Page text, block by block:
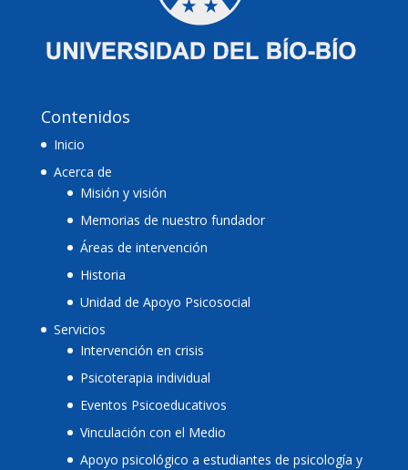
Contenidos
Inicio
Acerca de
Misión y visión
Memorias de nuestro fundador
Áreas de intervención
Historia
Unidad de Apoyo Psicosocial
Servicios
Intervención en crisis
Psicoterapia individual
Eventos Psicoeducativos
Vinculación con el Medio
Apoyo psicológico a estudiantes de psicología y